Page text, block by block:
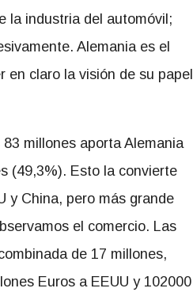
la industria del automóvil;
Alemania es el
claro la visión de su papel
millones aporta Alemania
(49,3%). Esto la convierte
y China, pero más grande
el comercio. Las
de 17 millones,
Euros a EEUU y 102000